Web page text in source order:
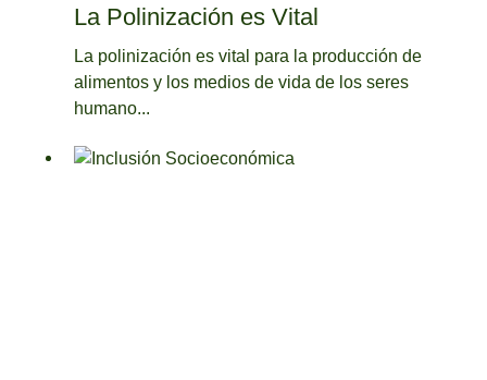
La Polinización es Vital
La polinización es vital para la producción de
alimentos y los medios de vida de los seres
humano...